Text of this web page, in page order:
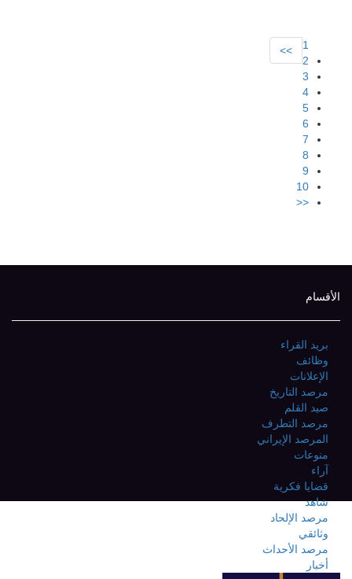
>>
1
2
3
4
5
6
7
8
9
10
<<
الأقسام
بريد القراء
وظائف
الإعلانات
مرصد التاريخ
صيد القلم
مرصد التطرف
المرصد الإيراني
منوعات
آراء
قضايا فكرية
شاهد
مرصد الإلحاد
وثائقي
مرصد الأحداث
أخبار